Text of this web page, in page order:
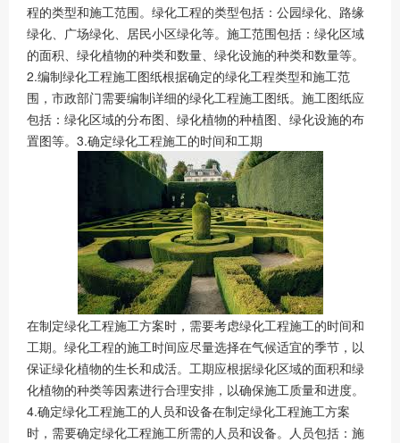
程的类型和施工范围。绿化工程的类型包括：公园绿化、路缘
绿化、广场绿化、居民小区绿化等。施工范围包括：绿化区域
的面积、绿化植物的种类和数量、绿化设施的种类和数量等。
2.编制绿化工程施工图纸根据确定的绿化工程类型和施工范
围，市政部门需要编制详细的绿化工程施工图纸。施工图纸应
包括：绿化区域的分布图、绿化植物的种植图、绿化设施的布
置图等。3.确定绿化工程施工的时间和工期
在制定绿化工程施工方案时，需要考虑绿化工程施工的时间和
工期。绿化工程的施工时间应尽量选择在气候适宜的季节，以
保证绿化植物的生长和成活。工期应根据绿化区域的面积和绿
化植物的种类等因素进行合理安排，以确保施工质量和进度。
4.确定绿化工程施工的人员和设备在制定绿化工程施工方案
时，需要确定绿化工程施工所需的人员和设备。人员包括：施